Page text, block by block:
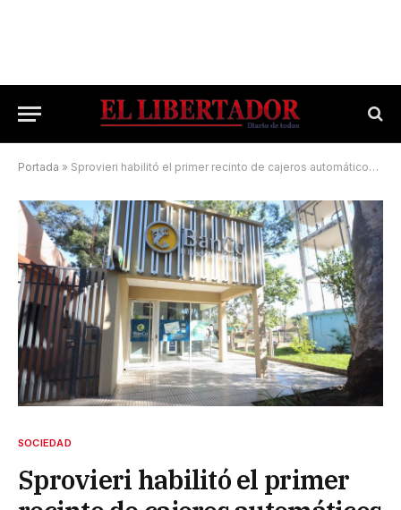
Portada » Sprovieri habilitó el primer recinto de cajeros automáticos de Felipe Yofre
SOCIEDAD
Sprovieri habilitó el primer